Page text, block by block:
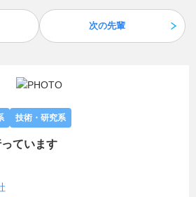
次の先輩
技術・研究系
ています